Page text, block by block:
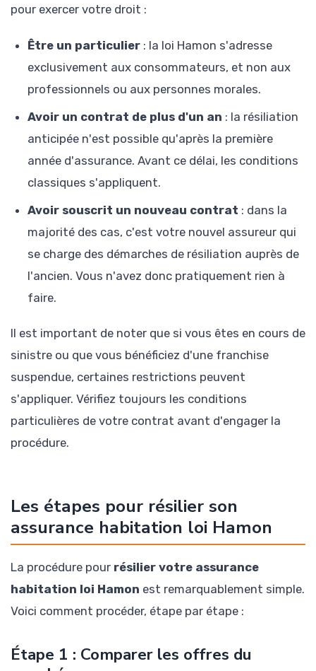
pour exercer votre droit :
Être un particulier : la loi Hamon s'adresse
exclusivement aux consommateurs, et non aux
professionnels ou aux personnes morales.
Avoir un contrat de plus d'un an : la résiliation
anticipée n'est possible qu'après la première
année d'assurance. Avant ce délai, les conditions
classiques s'appliquent.
Avoir souscrit un nouveau contrat : dans la
majorité des cas, c'est votre nouvel assureur qui
se charge des démarches de résiliation auprès de
l'ancien. Vous n'avez donc pratiquement rien à
faire.
Il est important de noter que si vous êtes en cours de
sinistre ou que vous bénéficiez d'une franchise
suspendue, certaines restrictions peuvent
s'appliquer. Vérifiez toujours les conditions
particulières de votre contrat avant d'engager la
procédure.
Les étapes pour résilier son
assurance habitation loi Hamon
La procédure pour résilier votre assurance
habitation loi Hamon est remarquablement simple.
Voici comment procéder, étape par étape :
Étape 1 : Comparer les offres du